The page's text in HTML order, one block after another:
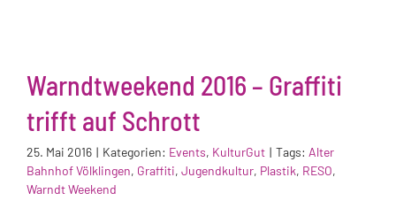
Warndtweekend 2016 – Graffiti
trifft auf Schrott
25. Mai 2016 | Kategorien: Events, KulturGut | Tags: Alter
Bahnhof Völklingen, Graffiti, Jugendkultur, Plastik, RESO,
Warndt Weekend